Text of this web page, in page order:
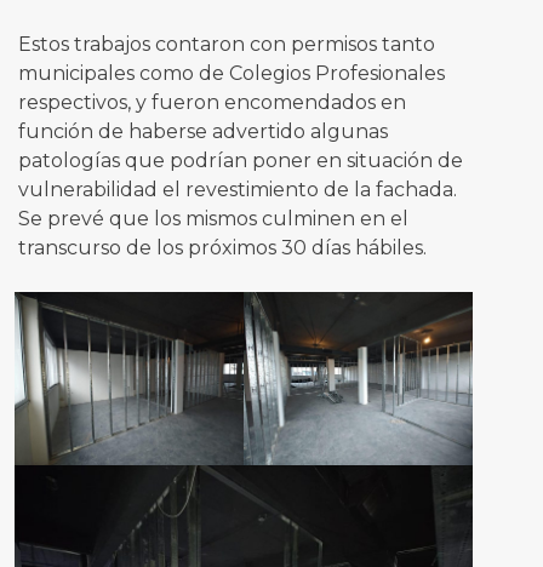
Estos trabajos contaron con permisos tanto
municipales como de Colegios Profesionales
respectivos, y fueron encomendados en
función de haberse advertido algunas
patologías que podrían poner en situación de
vulnerabilidad el revestimiento de la fachada.
Se prevé que los mismos culminen en el
transcurso de los próximos 30 días hábiles.